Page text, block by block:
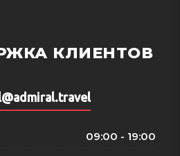
КЛИЕНТОВ
09:00 - 19:00